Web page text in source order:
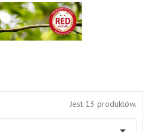
Jest 13 produktów.